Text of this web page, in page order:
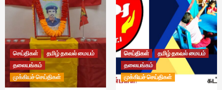
செய்திகள்
தமிழ் தகவல் மையம்
தலையங்கம்
முக்கியச் செய்திகள்
செய்திகள்
தமிழ் தகவல் மையம்
தலையங்கம்
முக்கியச் செய்திகள்